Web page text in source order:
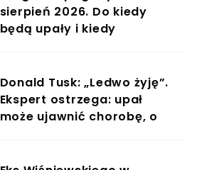
sierpień 2026. Do kiedy
będą upały i kiedy
Donald Tusk: „Ledwo żyję”.
Ekspert ostrzega: upał
może ujawnić chorobę, o